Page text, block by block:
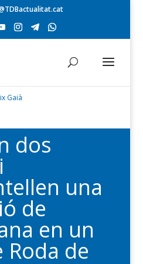
Gaià
dos
una
de
en un
Roda de